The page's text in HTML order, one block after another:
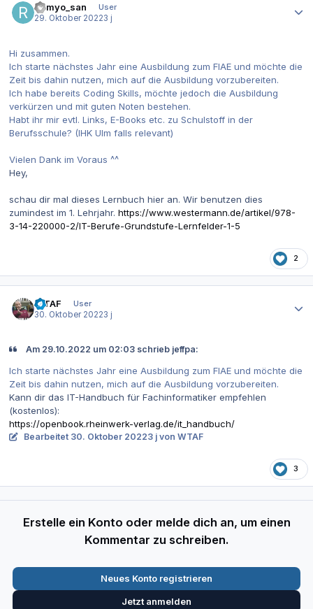
Romyo_san
User
29. Oktober 20223 j
Hi zusammen.
Ich starte nächstes Jahr eine Ausbildung zum FIAE und möchte die
Zeit bis dahin nutzen, mich auf die Ausbildung vorzubereiten.
Ich habe bereits Coding Skills, möchte jedoch die Ausbildung
verkürzen und mit guten Noten bestehen.
Habt ihr mir evtl. Links, E-Books etc. zu Schulstoff in der
Berufsschule? (IHK Ulm falls relevant)
Vielen Dank im Voraus ^^
Hey,
schau dir mal dieses Lernbuch hier an. Wir benutzen dies
zumindest im 1. Lehrjahr. https://www.westermann.de/artikel/978-
3-14-220000-2/IT-Berufe-Grundstufe-Lernfelder-1-5
2
WTAF
User
30. Oktober 20223 j
Am 29.10.2022 um 02:03 schrieb jeffpa:
Ich starte nächstes Jahr eine Ausbildung zum FIAE und möchte die
Zeit bis dahin nutzen, mich auf die Ausbildung vorzubereiten.
Kann dir das IT-Handbuch für Fachinformatiker empfehlen
(kostenlos):
https://openbook.rheinwerk-verlag.de/it_handbuch/
Bearbeitet 30. Oktober 20223 j von WTAF
3
Erstelle ein Konto oder melde dich an, um einen
Kommentar zu schreiben.
Neues Konto registrieren
Jetzt anmelden